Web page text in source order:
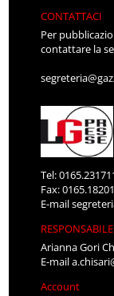
CONTATTACI
Per
contattare la
Tel:
Fax:
E-mail
Arianna Gori
E-mail
Account